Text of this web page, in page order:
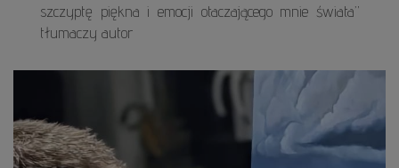
szczyptę piękna i emocji otaczającego mnie świata”
tłumaczy autor